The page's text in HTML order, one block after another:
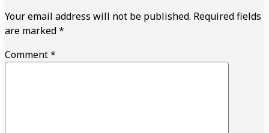
Your email address will not be published. Required fields
are marked*
Comment*